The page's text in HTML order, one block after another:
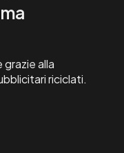
grazie alla
riciclati.